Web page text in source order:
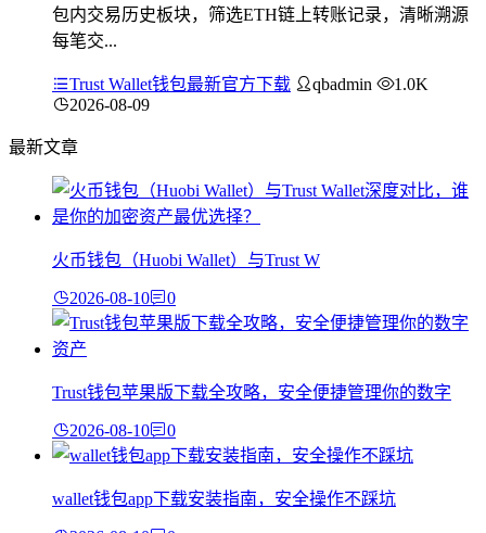
包内交易历史板块，筛选ETH链上转账记录，清晰溯源
每笔交...
Trust Wallet钱包最新官方下载 qbadmin
1.0K
2026-08-09
最新文章
火币钱包（Huobi Wallet）与Trust W
2026-08-10 0
Trust钱包苹果版下载全攻略，安全便捷管理你的数字
2026-08-10 0
wallet钱包app下载安装指南，安全操作不踩坑